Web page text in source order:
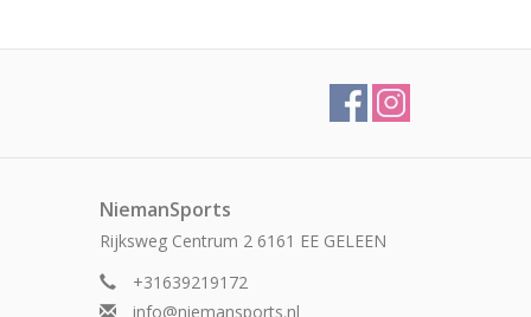
NiemanSports
Rijksweg Centrum 2 6161 EE GELEEN
+31639219172
info@niemansports.nl